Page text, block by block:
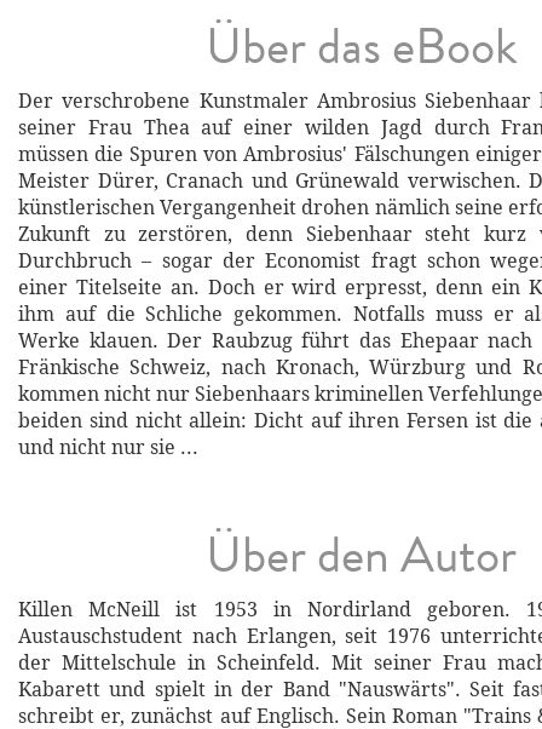
Über das eBook
Der verschrobene Kunstmaler Ambrosius
seiner Frau Thea auf einer wilden Jagd durch
müssen die Spuren von Ambrosius' Fälschungen
Meister Dürer, Cranach und Grünewald verwischen.
künstlerischen Vergangenheit drohen nämlich seine
Zukunft zu zerstören, denn Siebenhaar steht kurz
Durchbruch – sogar der Economist fragt schon
einer Titelseite an. Doch er wird erpresst, denn ein
ihm auf die Schliche gekommen. Notfalls muss er
Werke klauen. Der Raubzug führt das Ehepaar
Fränkische Schweiz, nach Kronach, Würzburg und
kommen nicht nur Siebenhaars kriminellen
beiden sind nicht allein: Dicht auf ihren Fersen ist die
und nicht nur sie ...
Über den Autor
Killen McNeill ist 1953 in Nordirland geboren.
Austauschstudent nach Erlangen, seit 1976
der Mittelschule in Scheinfeld. Mit seiner Frau
Kabarett und spielt in der Band "Nauswärts". Seit
schreibt er, zunächst auf Englisch. Sein Roman "Trains